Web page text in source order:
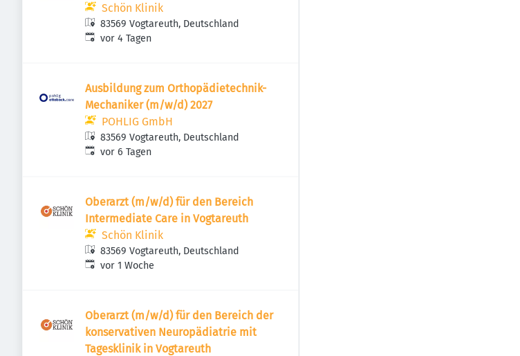
Schön Klinik
83569 Vogtareuth, Deutschland
Veröffentlicht:
vor 4 Tagen
Ausbildung zum Orthopädietechnik-
Mechaniker (m/w/d) 2027
POHLIG GmbH
83569 Vogtareuth, Deutschland
Veröffentlicht:
vor 6 Tagen
Oberarzt (m/w/d) für den Bereich
Intermediate Care in Vogtareuth
Schön Klinik
83569 Vogtareuth, Deutschland
Veröffentlicht:
vor 1 Woche
Oberarzt (m/w/d) für den Bereich der
konservativen Neuropädiatrie mit
Tagesklinik in Vogtareuth